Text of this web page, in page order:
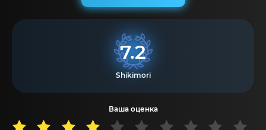
7.2
Shikimori
Ваша оценка